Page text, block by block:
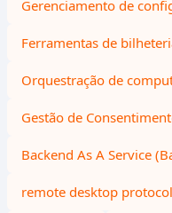
Gerenciamento de
Ferramentas de
Orquestração de
Gestão de
Backend As A Service
remote desktop protocol